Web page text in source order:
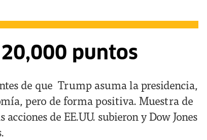
puntos
de que Trump asuma la presidencia,
pero de forma positiva. Muestra de
de EE.UU. subieron y Dow Jones